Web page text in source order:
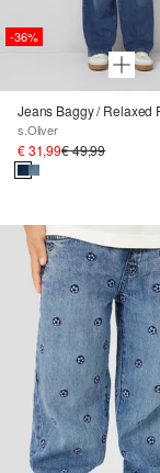
-36%
s.Oliver
€ 31,99€ 49,99